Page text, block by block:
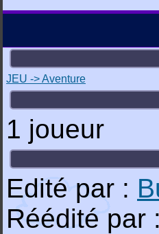
JEU -> Aventure
1 joueur
Edité par :
Réédité par :